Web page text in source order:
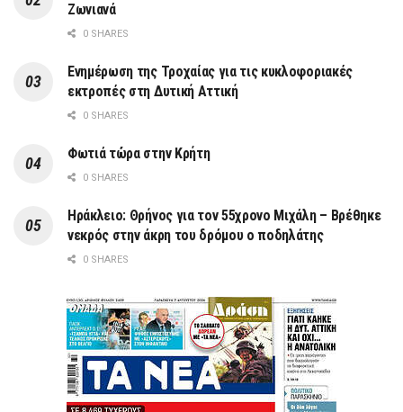
Ζωνιανά
0 SHARES
Ενημέρωση της Τροχαίας για τις κυκλοφοριακές
εκτροπές στη Δυτική Αττική
0 SHARES
Φωτιά τώρα στην Κρήτη
0 SHARES
Ηράκλειο: Θρήνος για τον 55χρονο Μιχάλη – Βρέθηκε
νεκρός στην άκρη του δρόμου ο ποδηλάτης
0 SHARES